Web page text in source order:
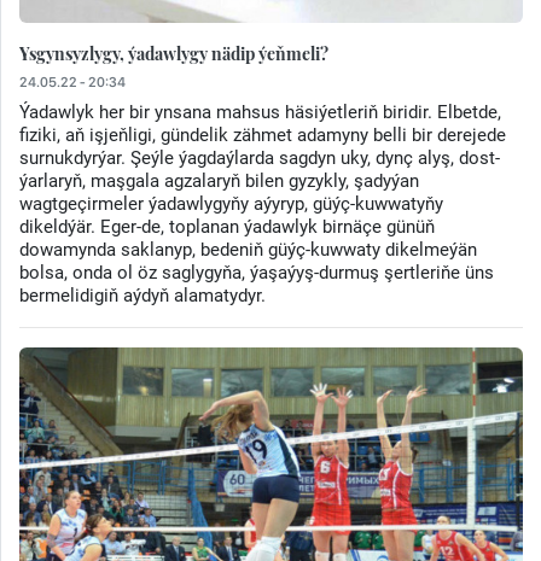
Ysgynsyzlygy, ýadawlygy nädip ýeňmeli?
24.05.22 - 20:34
Ýadawlyk her bir ynsana mahsus häsiýetleriň biridir. Elbetde,
fiziki, aň işjeňligi, gündelik zähmet adamyny belli bir derejede
surnukdyrýar. Şeýle ýagdaýlarda sagdyn uky, dynç alyş, dost-
ýarlaryň, maşgala agzalaryň bilen gyzykly, şadyýan
wagtgeçirmeler ýadawlygyňy aýyryp, güýç-kuwwatyňy
dikeldýär. Eger-de, toplanan ýadawlyk birnäçe günüň
dowamynda saklanyp, bedeniň güýç-kuwwaty dikelmeýän
bolsa, onda ol öz saglygyňa, ýaşaýyş-durmuş şertleriňe üns
bermelidigiň aýdyň alamatydyr.